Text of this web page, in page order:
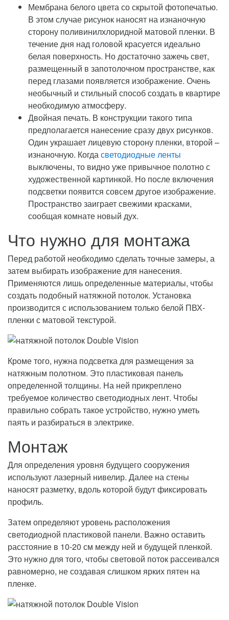
Мембрана белого цвета со скрытой фотопечатью.
В этом случае рисунок наносят на изнаночную
сторону поливинилхлоридной матовой пленки. В
течение дня над головой красуется идеально
белая поверхность. Но достаточно зажечь свет,
размещенный в запотолочном пространстве, как
перед глазами появляется изображение. Очень
необычный и стильный способ создать в квартире
необходимую атмосферу.
Двойная печать. В конструкции такого типа
предполагается нанесение сразу двух рисунков.
Один украшает лицевую сторону пленки, второй –
изнаночную. Когдасветодиодные ленты
выключены, то видно уже привычное полотно с
художественной картинкой. Но после включения
подсветки появится совсем другое изображение.
Пространство заиграет свежими красками,
сообщая комнате новый дух.
Что нужно для монтажа
Перед работой необходимо сделать точные замеры, а
затем выбирать изображение для нанесения.
Применяются лишь определенные материалы, чтобы
создать подобный натяжной потолок. Установка
производится с использованием только белой ПВХ-
пленки с матовой текстурой.
Кроме того, нужна подсветка для размещения за
натяжным полотном. Это пластиковая панель
определенной толщины. На ней прикреплено
требуемое количество светодиодных лент. Чтобы
правильно собрать такое устройство, нужно уметь
паять и разбираться в электрике.
Монтаж
Для определения уровня будущего сооружения
используют лазерный нивелир. Далее на стены
наносят разметку, вдоль которой будут фиксировать
профиль.
Затем определяют уровень расположения
светодиодной пластиковой панели. Важно оставить
расстояние в 10-20 см между ней и будущей пленкой.
Это нужно для того, чтобы световой поток рассеивался
равномерно, не создавая слишком ярких пятен на
пленке.